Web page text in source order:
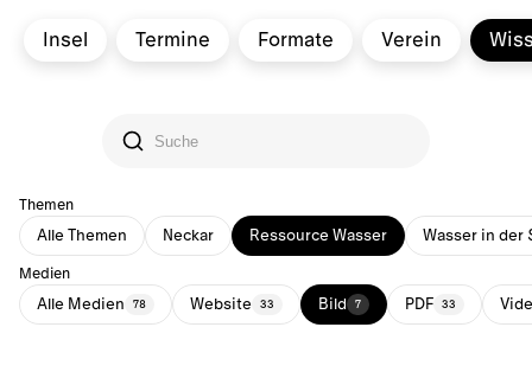
Insel Termine Formate Verein
Themen
Alle Themen Neckar Ressource Wasser Wasser in der
Medien
Alle Medien 78 Website 33 Bild 7 PDF 33